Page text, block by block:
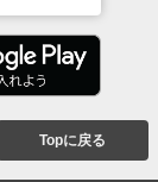
Topに戻る